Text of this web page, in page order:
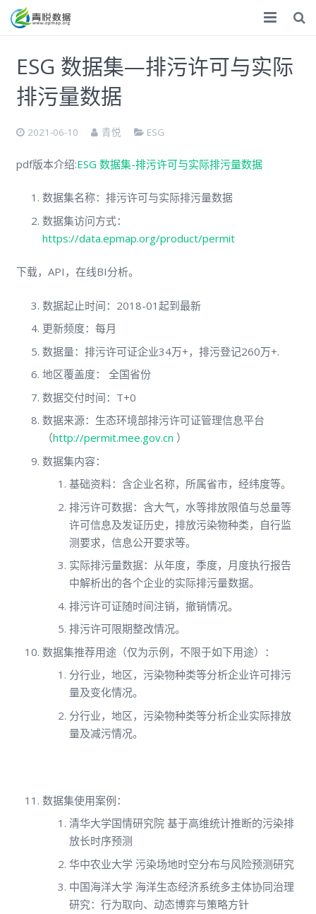
ESG
调研报告
捐赠
关于
ESG 数据集—排污许可与实际
排污量数据
2021-06-10 青悦 ESG
pdf版本介绍:ESG 数据集-排污许可与实际排污量数据
数据集名称：排污许可与实际排污量数据
数据集访问方式：
https://data.epmap.org/product/permit
下载，API，在线BI分析。
数据起止时间：2018-01起到最新
更新频度：每月
数据量：排污许可证企业34万+，排污登记260万+.
地区覆盖度： 全国省份
数据交付时间：T+0
数据来源：生态环境部排污许可证管理信息平台
（http://permit.mee.gov.cn ）
数据集内容：
基础资料：含企业名称，所属省市，经纬度等。
排污许可数据：含大气，水等排放限值与总量等
许可信息及发证历史，排放污染物种类，自行监
测要求，信息公开要求等。
实际排污量数据：从年度，季度，月度执行报告
中解析出的各个企业的实际排污量数据。
排污许可证随时间注销，撤销情况。
排污许可限期整改情况。
数据集推荐用途（仅为示例，不限于如下用途）：
分行业，地区，污染物种类等分析企业许可排污
量及变化情况。
分行业，地区，污染物种类等分析企业实际排放
量及减污情况。
数据集使用案例：
清华大学国情研究院 基于高维统计推断的污染排
放长时序预测
华中农业大学 污染场地时空分布与风险预测研究
中国海洋大学 海洋生态经济系统多主体协同治理
研究：行为取向、动态博弈与策略方针